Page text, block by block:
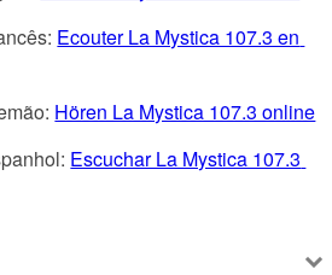
Ecouter La Mystica 107.3 en
Hören La Mystica 107.3 online
Escuchar La Mystica 107.3